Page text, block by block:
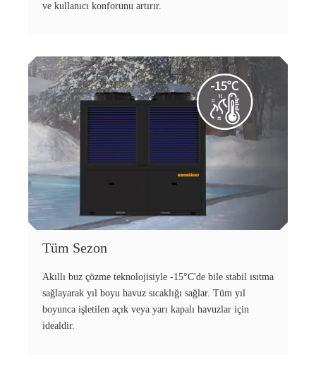
ve kullanıcı konforunu artırır.
Tüm Sezon
Akıllı buz çözme teknolojisiyle -15°C'de bile stabil ısıtma
sağlayarak yıl boyu havuz sıcaklığı sağlar. Tüm yıl
boyunca işletilen açık veya yarı kapalı havuzlar için
idealdir.